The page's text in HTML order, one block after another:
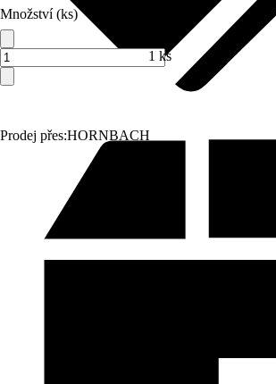
Prodej přes:HORNBACH
Množství (ks)
1 ks